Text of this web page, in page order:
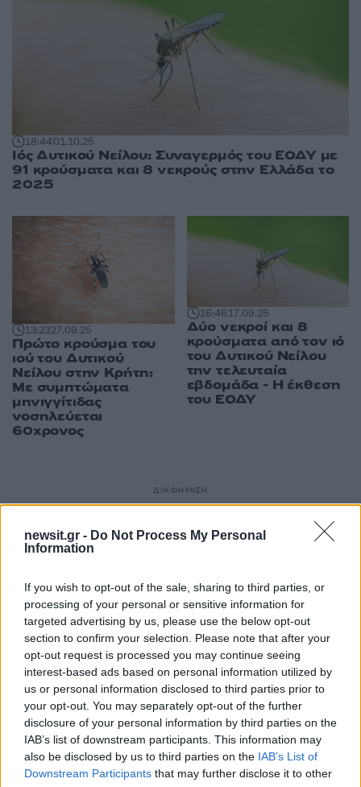
newsit.gr - Do Not Process My Personal
Information
If you wish to opt-out of the sale, sharing to third parties, or
processing of your personal or sensitive information for
targeted advertising by us, please use the below opt-out
section to confirm your selection. Please note that after your
opt-out request is processed you may continue seeing
interest-based ads based on personal information utilized by
us or personal information disclosed to third parties prior to
your opt-out. You may separately opt-out of the further
disclosure of your personal information by third parties on the
IAB’s list of downstream participants. This information may
also be disclosed by us to third parties on the IAB’s List of
Downstream Participants that may further disclose it to other
18:4401.10.25
Ιός Δυτικού Νείλου: Συναγερμός του ΕΟΔΥ με
91 κρούσματα και 8 νεκρούς στην Ελλάδα το
2025
13:2327.09.25
Πρώτο κρούσμα του
ιού του Δυτικού
Νείλου στην Κρήτη:
Με συμπτώματα
μηνιγγίτιδας
νοσηλεύεται
60χρονος
16:4617.09.25
Δύο νεκροί και 8
κρούσματα από τον ιό
του Δυτικού Νείλου
την τελευταία
εβδομάδα - Η έκθεση
του ΕΟΔΥ
ΔΙΑΦΗΜΙΣΗ